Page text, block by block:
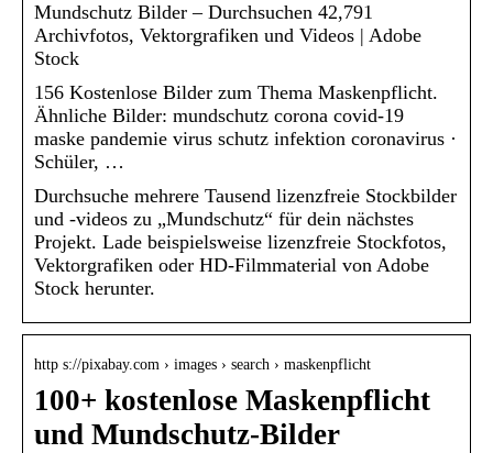
Mundschutz Bilder – Durchsuchen 42,791
Archivfotos, Vektorgrafiken und Videos | Adobe
Stock
156 Kostenlose Bilder zum Thema Maskenpflicht.
Ähnliche Bilder: mundschutz corona covid-19
maske pandemie virus schutz infektion coronavirus ·
Schüler, …
Durchsuche mehrere Tausend lizenzfreie Stockbilder
und -videos zu „Mundschutz“ für dein nächstes
Projekt. Lade beispielsweise lizenzfreie Stockfotos,
Vektorgrafiken oder HD-Filmmaterial von Adobe
Stock herunter.
http s://pixabay.com › images › search › maskenpflicht
100+ kostenlose Maskenpflicht
und Mundschutz-Bilder